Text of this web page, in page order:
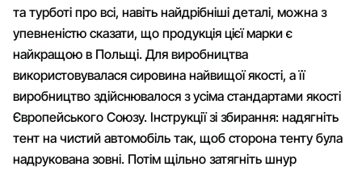
та турботі про всі, навіть найдрібніші деталі, можна з
упевненістю сказати, що продукція цієї марки є
найкращою в Польщі. Для виробництва
використовувалася сировина найвищої якості, а її
виробництво здійснювалося з усіма стандартами якості
Європейського Союзу. Інструкції зі збирання: надягніть
тент на чистий автомобіль так, щоб сторона тенту була
надрукована зовні. Потім щільно затягніть шнур